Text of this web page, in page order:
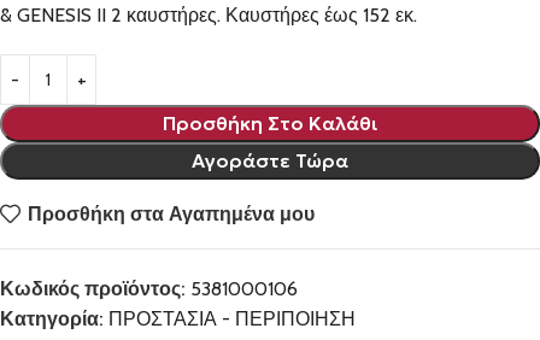
& GENESIS II 2 καυστήρες. Καυστήρες έως 152 εκ.
Προσθήκη Στο Καλάθι
Αγοράστε Τώρα
Προσθήκη στα Αγαπημένα μου
Κωδικός προϊόντος: 5381000106
Κατηγορία: ΠΡΟΣΤΑΣΙΑ - ΠΕΡΙΠΟΙΗΣΗ